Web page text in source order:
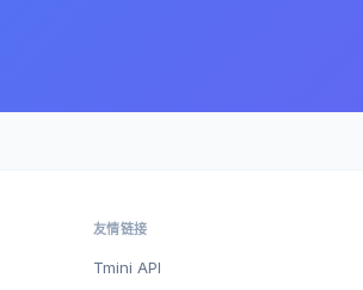
友情链接
Tmini API